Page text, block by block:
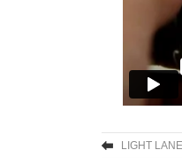
LIGHT